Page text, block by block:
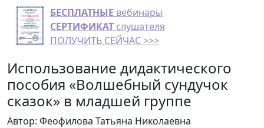
БЕСПЛАТНЫЕ вебинары
СЕРТИФИКАТ слушателя
ПОЛУЧИТЬ СЕЙЧАС >>>
Использование дидактического
пособия «Волшебный сундучок
сказок» в младшей группе
Автор: Феофилова Татьяна Николаевна